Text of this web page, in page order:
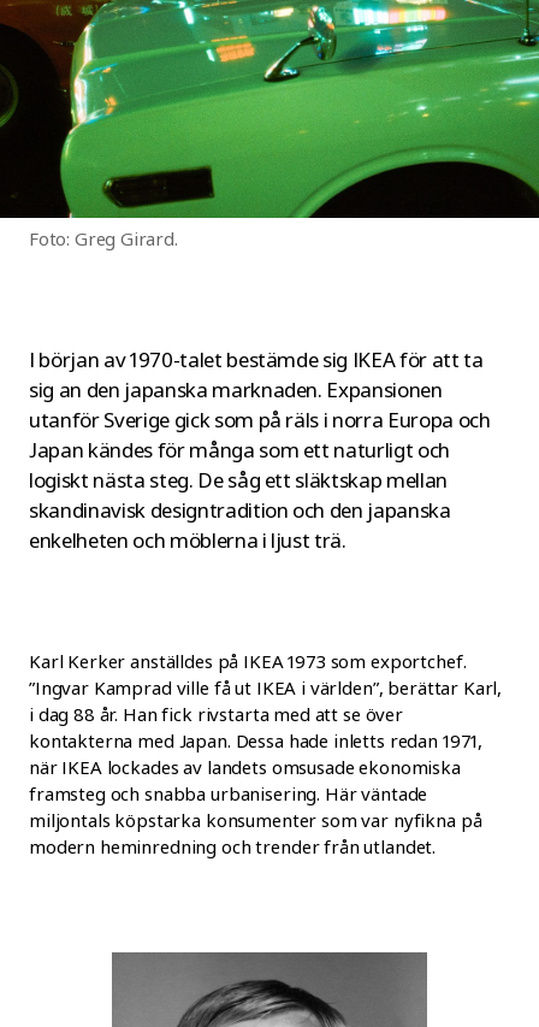
Foto: Greg Girard.
I början av 1970-talet bestämde sig IKEA för att ta
sig an den japanska marknaden. Expansionen
utanför Sverige gick som på räls i norra Europa och
Japan kändes för många som ett naturligt och
logiskt nästa steg. De såg ett släktskap mellan
skandinavisk designtradition och den japanska
enkelheten och möblerna i ljust trä.
Karl Kerker anställdes på IKEA 1973 som exportchef.
”Ingvar Kamprad ville få ut IKEA i världen”, berättar Karl,
i dag 88 år. Han fick rivstarta med att se över
kontakterna med Japan. Dessa hade inletts redan 1971,
när IKEA lockades av landets omsusade ekonomiska
framsteg och snabba urbanisering. Här väntade
miljontals köpstarka konsumenter som var nyfikna på
modern heminredning och trender från utlandet.